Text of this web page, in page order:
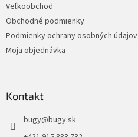
Veľkoobchod
Obchodné podmienky
Podmienky ochrany osobných údajov
Moja objednávka
Kontakt
bugy@bugy.sk